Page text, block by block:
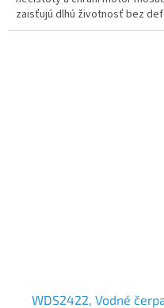
zaisťujú dlhú životnosť bez
WDS2422, Vodné